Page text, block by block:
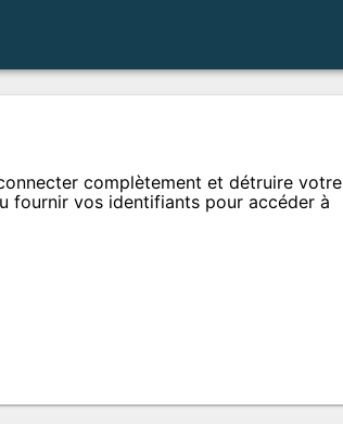
complètement et détruire votre
fournir vos identifiants pour accéder à